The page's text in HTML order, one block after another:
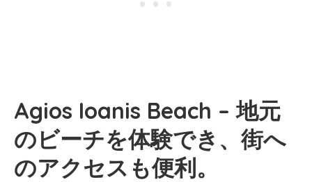
Agios Ioanis Beach – 地元
のビーチを体験でき、街へ
のアクセスも便利。